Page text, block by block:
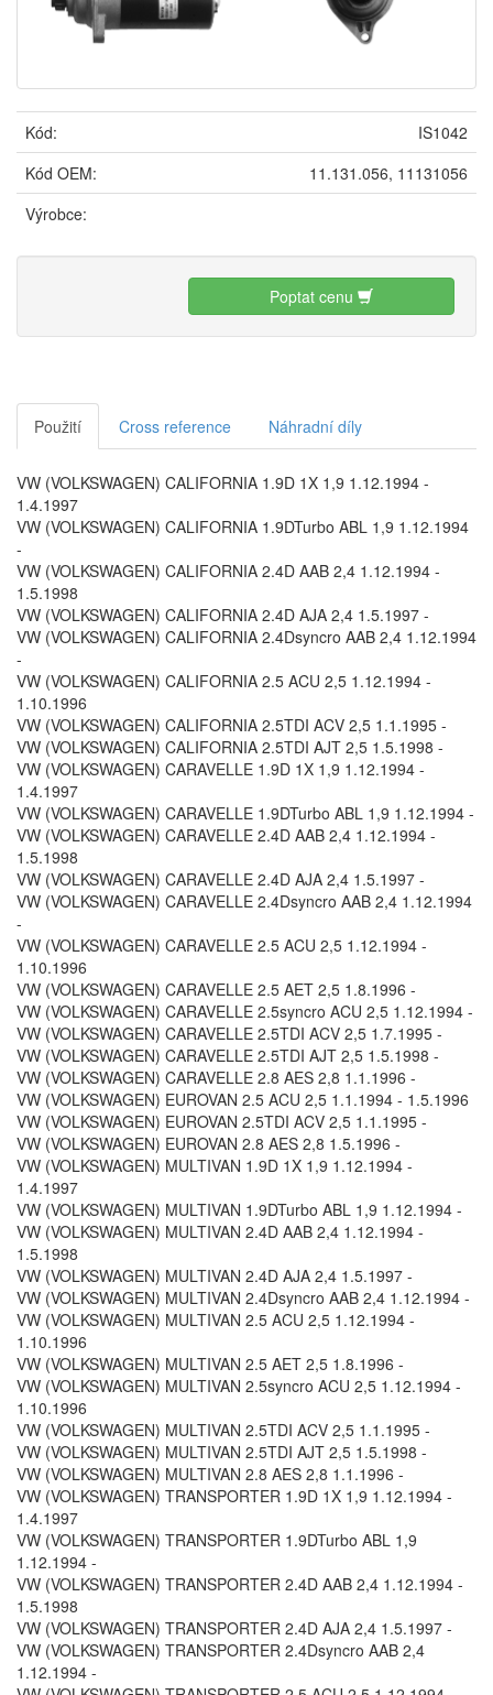
Kód:
IS1042
Kód OEM:
11.131.056, 11131056
Výrobce:
Poptat cenu
Použití Cross reference Náhradní díly
VW (VOLKSWAGEN) CALIFORNIA 1.9D 1X 1,9 1.12.1994 -
1.4.1997
VW (VOLKSWAGEN) CALIFORNIA 1.9DTurbo ABL 1,9 1.12.1994
-
VW (VOLKSWAGEN) CALIFORNIA 2.4D AAB 2,4 1.12.1994 -
1.5.1998
VW (VOLKSWAGEN) CALIFORNIA 2.4D AJA 2,4 1.5.1997 -
VW (VOLKSWAGEN) CALIFORNIA 2.4Dsyncro AAB 2,4 1.12.1994
-
VW (VOLKSWAGEN) CALIFORNIA 2.5 ACU 2,5 1.12.1994 -
1.10.1996
VW (VOLKSWAGEN) CALIFORNIA 2.5TDI ACV 2,5 1.1.1995 -
VW (VOLKSWAGEN) CALIFORNIA 2.5TDI AJT 2,5 1.5.1998 -
VW (VOLKSWAGEN) CARAVELLE 1.9D 1X 1,9 1.12.1994 -
1.4.1997
VW (VOLKSWAGEN) CARAVELLE 1.9DTurbo ABL 1,9 1.12.1994 -
VW (VOLKSWAGEN) CARAVELLE 2.4D AAB 2,4 1.12.1994 -
1.5.1998
VW (VOLKSWAGEN) CARAVELLE 2.4D AJA 2,4 1.5.1997 -
VW (VOLKSWAGEN) CARAVELLE 2.4Dsyncro AAB 2,4 1.12.1994
-
VW (VOLKSWAGEN) CARAVELLE 2.5 ACU 2,5 1.12.1994 -
1.10.1996
VW (VOLKSWAGEN) CARAVELLE 2.5 AET 2,5 1.8.1996 -
VW (VOLKSWAGEN) CARAVELLE 2.5syncro ACU 2,5 1.12.1994 -
VW (VOLKSWAGEN) CARAVELLE 2.5TDI ACV 2,5 1.7.1995 -
VW (VOLKSWAGEN) CARAVELLE 2.5TDI AJT 2,5 1.5.1998 -
VW (VOLKSWAGEN) CARAVELLE 2.8 AES 2,8 1.1.1996 -
VW (VOLKSWAGEN) EUROVAN 2.5 ACU 2,5 1.1.1994 - 1.5.1996
VW (VOLKSWAGEN) EUROVAN 2.5TDI ACV 2,5 1.1.1995 -
VW (VOLKSWAGEN) EUROVAN 2.8 AES 2,8 1.5.1996 -
VW (VOLKSWAGEN) MULTIVAN 1.9D 1X 1,9 1.12.1994 -
1.4.1997
VW (VOLKSWAGEN) MULTIVAN 1.9DTurbo ABL 1,9 1.12.1994 -
VW (VOLKSWAGEN) MULTIVAN 2.4D AAB 2,4 1.12.1994 -
1.5.1998
VW (VOLKSWAGEN) MULTIVAN 2.4D AJA 2,4 1.5.1997 -
VW (VOLKSWAGEN) MULTIVAN 2.4Dsyncro AAB 2,4 1.12.1994 -
VW (VOLKSWAGEN) MULTIVAN 2.5 ACU 2,5 1.12.1994 -
1.10.1996
VW (VOLKSWAGEN) MULTIVAN 2.5 AET 2,5 1.8.1996 -
VW (VOLKSWAGEN) MULTIVAN 2.5syncro ACU 2,5 1.12.1994 -
1.10.1996
VW (VOLKSWAGEN) MULTIVAN 2.5TDI ACV 2,5 1.1.1995 -
VW (VOLKSWAGEN) MULTIVAN 2.5TDI AJT 2,5 1.5.1998 -
VW (VOLKSWAGEN) MULTIVAN 2.8 AES 2,8 1.1.1996 -
VW (VOLKSWAGEN) TRANSPORTER 1.9D 1X 1,9 1.12.1994 -
1.4.1997
VW (VOLKSWAGEN) TRANSPORTER 1.9DTurbo ABL 1,9
1.12.1994 -
VW (VOLKSWAGEN) TRANSPORTER 2.4D AAB 2,4 1.12.1994 -
1.5.1998
VW (VOLKSWAGEN) TRANSPORTER 2.4D AJA 2,4 1.5.1997 -
VW (VOLKSWAGEN) TRANSPORTER 2.4Dsyncro AAB 2,4
1.12.1994 -